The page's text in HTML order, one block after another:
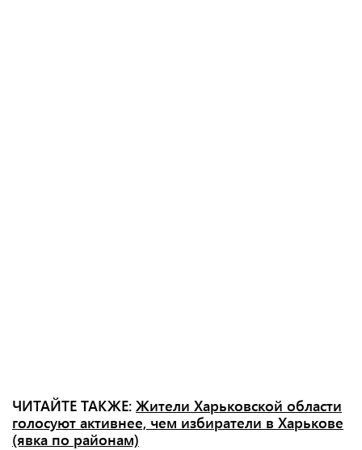
ЧИТАЙТЕ ТАКЖЕ: Жители Харьковской области
голосуют активнее, чем избиратели в Харькове
(явка по районам)